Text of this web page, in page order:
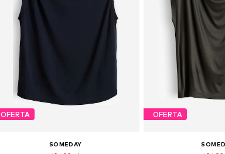
OFERTA
SOMEDAY
OFERTA